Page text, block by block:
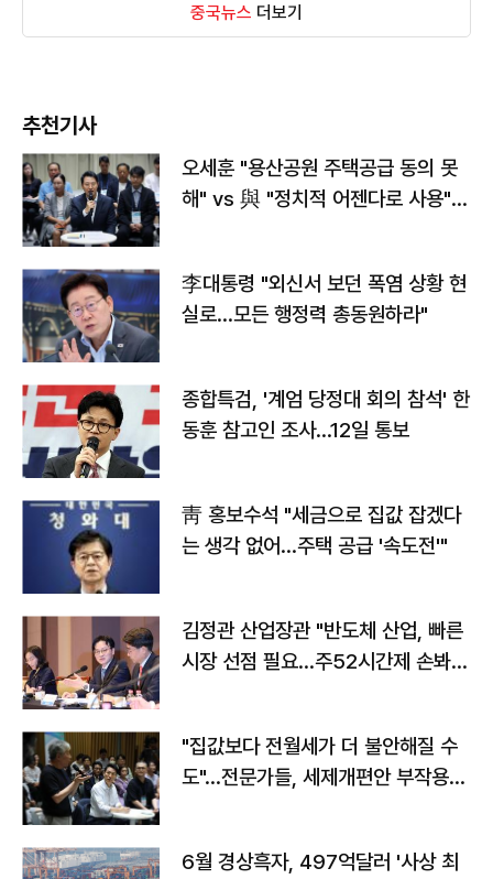
중국뉴스 더보기
추천기사
오세훈 "용산공원 주택공급 동의 못
해" vs 與 "정치적 어젠다로 사용"
李대통령 "외신서 보던 폭염 상황 현
실로…모든 행정력 총동원하라"
종합특검, '계엄 당정대 회의 참석' 한
동훈 참고인 조사...12일 통보
靑 홍보수석 "세금으로 집값 잡겠다
는 생각 없어…주택 공급 '속도전'"
김정관 산업장관 "반도체 산업, 빠른
시장 선점 필요…주52시간제 손봐
"집값보다 전월세가 더 불안해질 수
도"…전문가들, 세제개편안 부작용
6월 경상흑자, 497억달러 '사상 최